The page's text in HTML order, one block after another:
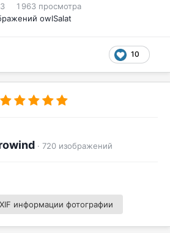
1 963 просмотра
owlSalat
10
· 720 изображений
информации фотографии